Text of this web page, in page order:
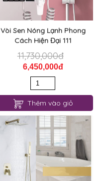
Vòi Sen Nóng Lạnh Phong
Cách Hiện Đại 111
11,730,000đ
6,450,000đ
Thêm vào giỏ